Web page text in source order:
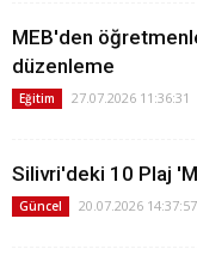
MEB'den
düzenleme
Eğitim 27.07.2026 11:36:31
Silivri'deki 10 Plaj
Güncel 20.07.2026 14:37:57